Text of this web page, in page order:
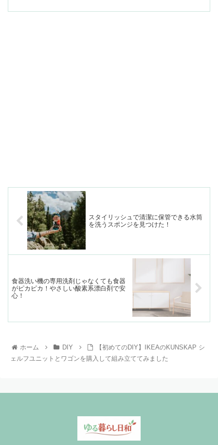
スタイリッシュで清潔に保管できる水筒
を洗うスポンジを見つけた！
食器洗い機の専用洗剤じゃなくても食器
がピカピカ！やさしい酸素系漂白剤で安
心！
ホーム DIY
【初めてのDIY】IKEAのKUNSKAP シ
ェルフユニットとワゴンを購入して組み立ててみました